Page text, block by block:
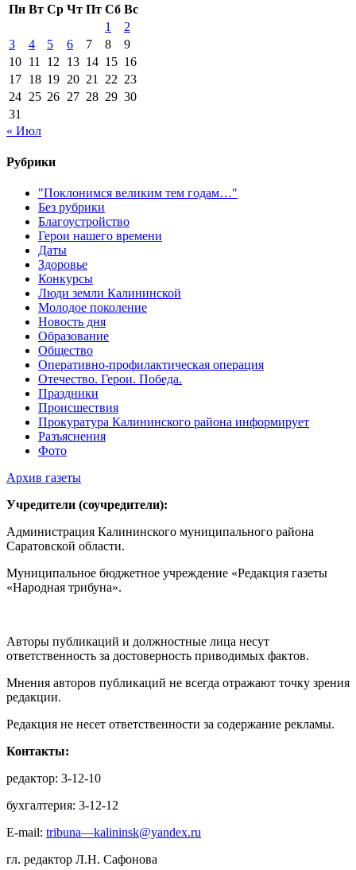
Пн Вт Ср Чт Пт Сб Вс
1
2
3
4 5 6 7 8
9
10 11 12 13 14 15 16
17 18 19 20 21 22 23
24 25 26 27 28 29 30
31
« Июл
Рубрики
"Поклонимся великим тем годам…"
Без рубрики
Благоустройство
Герои нашего времени
Даты
Здоровье
Конкурсы
Люди земли Калининской
Молодое поколение
Новость дня
Образование
Общество
Оперативно-профилактическая операция
Отечество. Герои. Победа.
Праздники
Происшествия
Прокуратура Калининского района информирует
Разъяснения
Фото
Архив газеты
Учредители (соучредители):
Администрация Калининского муниципального района
Саратовской области.
Муниципальное бюджетное учреждение «Редакция газеты
«Народная трибуна».
Авторы публикаций и должностные лица несут
ответственность за достоверность приводимых фактов.
Мнения авторов публикаций не всегда отражают точку зрения
редакции.
Редакция не несет ответственности за содержание рекламы.
Контакты:
редактор: 3-12-10
бухгалтерия: 3-12-12
E-mail: tribuna—kalininsk@yandex.ru
гл. редактор Л.Н. Сафонова